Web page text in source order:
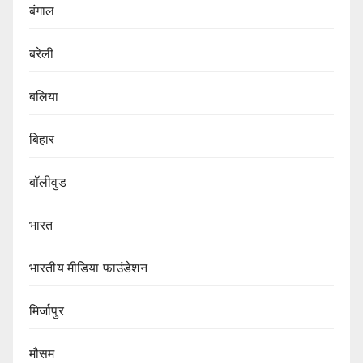
बंगाल
बरेली
बलिया
बिहार
बॉलीवुड
भारत
भारतीय मीडिया फाउंडेशन
मिर्जापुर
मौसम